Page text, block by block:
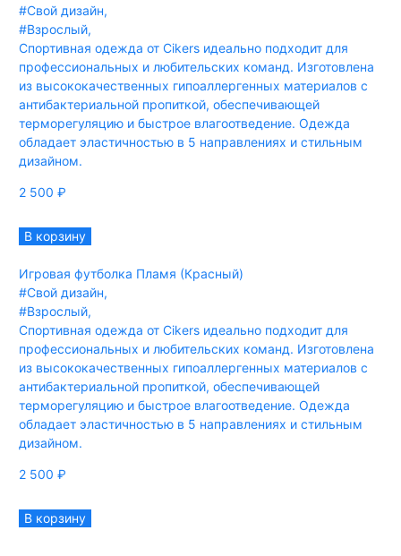
#Свой дизайн,
#Взрослый,
Спортивная одежда от Cikers идеально подходит для
профессиональных и любительских команд. Изготовлена
из высококачественных гипоаллергенных материалов с
антибактериальной пропиткой, обеспечивающей
терморегуляцию и быстрое влагоотведение. Одежда
обладает эластичностью в 5 направлениях и стильным
дизайном.
2 500 ₽
В корзину
Игровая футболка Пламя (Красный)
#Свой дизайн,
#Взрослый,
Спортивная одежда от Cikers идеально подходит для
профессиональных и любительских команд. Изготовлена
из высококачественных гипоаллергенных материалов с
антибактериальной пропиткой, обеспечивающей
терморегуляцию и быстрое влагоотведение. Одежда
обладает эластичностью в 5 направлениях и стильным
дизайном.
2 500 ₽
В корзину